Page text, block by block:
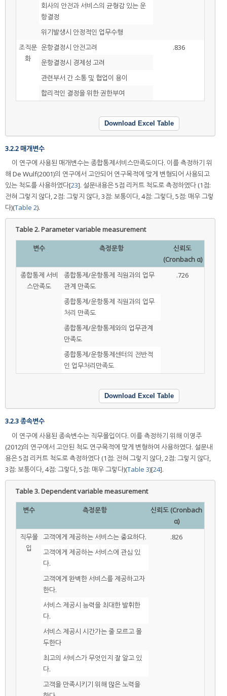
회사의 안전과 서비스의 균형감 있는 운
항결정
위기발생시 안정적인 업무수행
조직문
화
운항결정시 안전고려
.836
운항결정시 경제성 고려
관련부서 간 소통 및 협업이 용이
합리적인 결정을 위한 권한부여
Download Excel Table
3.2.2 매개변수
이 연구에 사용된 매개변수는 종합통제서비스만족도이다. 이를 측정하기 위
해 De Wulf(2001)의 연구에서 고안되어 연구목적에 맞게 변형되어 사용되고
있는 척도를 사용하였다[23]. 설문내용은 5점 리커트 척도로 측정하였다 (1점:
전혀 그렇지 않다, 2점: 그렇지 않다, 3점: 보통이다, 4점: 그렇다, 5점: 매우 그렇
다)(Table 2).
Table 2.Parameter variable measurement
변수 측정문항
신뢰도
(Cronbach α)
종합통제 서비
스만족도
종합통제/운항통제 직원과의 업무
관계 만족도
.726
종합통제/운항통제 직원과의 업무
처리 만족도
종합통제/운항통제와의 업무관계
만족도
종합통제/운항통제센터의 전반적
인 업무처리만족도
Download Excel Table
3.2.3 종속변수
이 연구에 사용된 종속변수는 직무몰입이다. 이를 측정하기 위해 이영주
(2012)의 연구에서 고안된 척도 연구목적에 맞게 변형하여 사용하였다. 설문내
용은 5점 리커트 척도로 측정하였다 (1점: 전혀 그렇지 않다, 2점: 그렇지 않다,
3점: 보통이다, 4점: 그렇다, 5점: 매우 그렇다)(Table 3)[24].
Table 3.Dependent variable measurement
변수 측정문항
신뢰도 (Cronbach
α)
직무몰
입
고객에게 제공하는 서비스는 중요하다.
.826
고객에게 제공하는 서비스에 관심 있
다.
고객에게 완벽한 서비스를 제공하고자
한다.
서비스 제공시 능력을 최대한 발휘한
다.
서비스 제공시 시간가는 줄 모르고 몰
두한다
최고의 서비스가 무엇인지 잘 알고 있
다.
고객을 만족시키기 위해 많은 노력을